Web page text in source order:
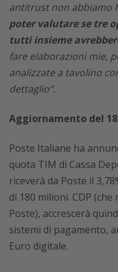
antitrust non abbiamo
poter valutare se tre
tutti insieme
fare elaborazioni mie,
analizzate a tavolino
dettaglio”.
Aggiornamento del
Poste Italiane ha
quota TIM di Cassa
riceverà da Poste il
di 180 milioni. CDP
Poste), accrescerà
sistemi di pagamento,
Euro digitale.